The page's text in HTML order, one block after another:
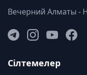
Вечерний Алматы -
Сілтемелер